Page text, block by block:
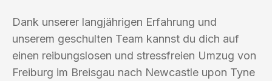
Dank unserer langjährigen Erfahrung und
unserem geschulten Team kannst du dich auf
einen reibungslosen und stressfreien Umzug von
Freiburg im Breisgau nach Newcastle upon Tyne